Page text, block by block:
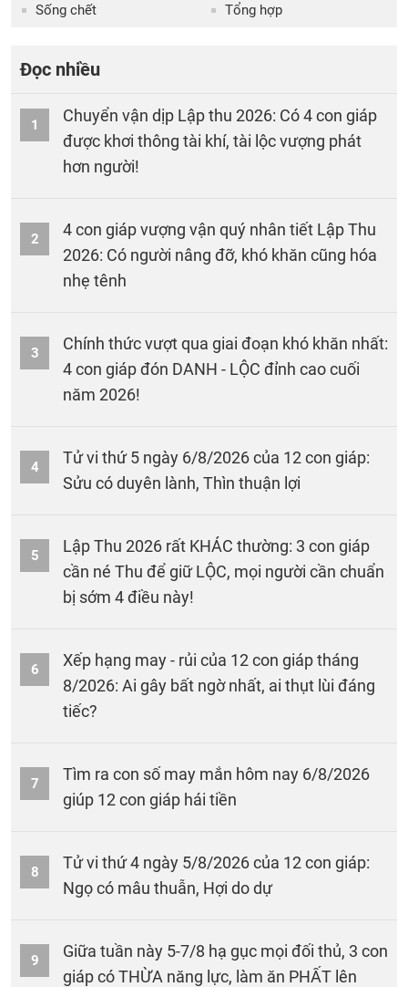
Sống chết Tổng hợp
Đọc nhiều
1
Chuyển vận dịp Lập thu 2026: Có 4 con giáp
được khơi thông tài khí, tài lộc vượng phát
hơn người!
2
4 con giáp vượng vận quý nhân tiết Lập Thu
2026: Có người nâng đỡ, khó khăn cũng hóa
nhẹ tênh
3
Chính thức vượt qua giai đoạn khó khăn nhất:
4 con giáp đón DANH - LỘC đỉnh cao cuối
năm 2026!
4
Tử vi thứ 5 ngày 6/8/2026 của 12 con giáp:
Sửu có duyên lành, Thìn thuận lợi
5
Lập Thu 2026 rất KHÁC thường: 3 con giáp
cần né Thu để giữ LỘC, mọi người cần chuẩn
bị sớm 4 điều này!
6
Xếp hạng may - rủi của 12 con giáp tháng
8/2026: Ai gây bất ngờ nhất, ai thụt lùi đáng
tiếc?
7
Tìm ra con số may mắn hôm nay 6/8/2026
giúp 12 con giáp hái tiền
8
Tử vi thứ 4 ngày 5/8/2026 của 12 con giáp:
Ngọ có mâu thuẫn, Hợi do dự
9
Giữa tuần này 5-7/8 hạ gục mọi đối thủ, 3 con
giáp có THỪA năng lực, làm ăn PHẤT lên